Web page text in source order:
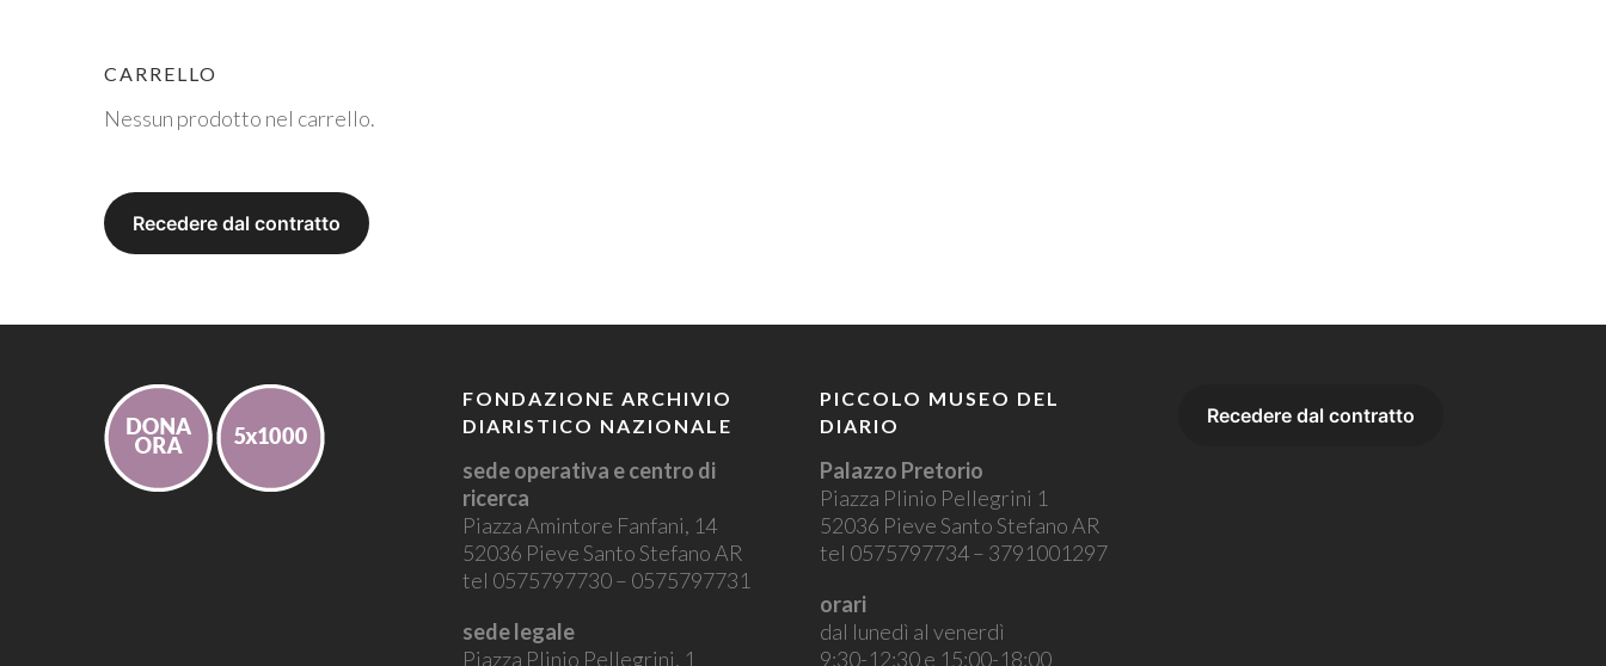
CARRELLO
Nessun prodotto nel carrello.
FONDAZIONE ARCHIVIO
DIARISTICO NAZIONALE
sede operativa e centro di
ricerca
Piazza Amintore Fanfani, 14
52036 Pieve Santo Stefano AR
tel 0575797730 – 0575797731
sede legale
Piazza Plinio Pellegrini, 1
PICCOLO MUSEO DEL
DIARIO
Palazzo Pretorio
Piazza Plinio Pellegrini 1
52036 Pieve Santo Stefano AR
tel 0575797734 – 3791001297
orari
dal lunedì al venerdì
9:30-12:30 e 15:00-18:00